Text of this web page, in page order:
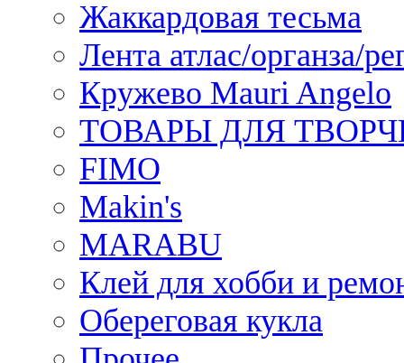
Жаккардовая тесьма
Лента атлас/органза/
Кружево Mauri Angelo
ТОВАРЫ ДЛЯ
FIMO
Makin's
MARABU
Клей для хобби и
Обереговая кукла